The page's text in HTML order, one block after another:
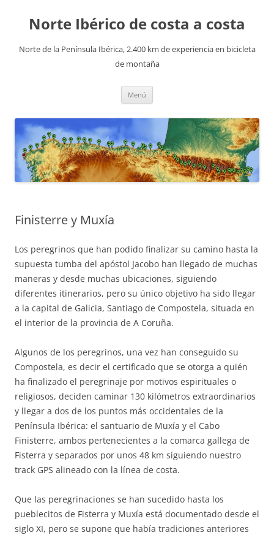
contenido
Norte Ibérico de costa a costa
Norte de la Península Ibérica, 2.400 km de experiencia en bicicleta
de montaña
Menú
Finisterre y Muxía
Los peregrinos que han podido finalizar su camino hasta la
supuesta tumba del apóstol Jacobo han llegado de muchas
maneras y desde muchas ubicaciones, siguiendo
diferentes itinerarios, pero su único objetivo ha sido llegar
a la capital de Galicia, Santiago de Compostela, situada en
el interior de la provincia de A Coruña.
Algunos de los peregrinos, una vez han conseguido su
Compostela, es decir el certificado que se otorga a quién
ha finalizado el peregrinaje por motivos espirituales o
religiosos, deciden caminar 130 kilómetros extraordinarios
y llegar a dos de los puntos más occidentales de la
Península Ibérica: el santuario de Muxía y el Cabo
Finisterre, ambos pertenecientes a la comarca gallega de
Fisterra y separados por unos 48 km siguiendo nuestro
track GPS alineado con la línea de costa.
Que las peregrinaciones se han sucedido hasta los
pueblecitos de Fisterra y Muxía está documentado desde el
siglo XI, pero se supone que había tradiciones anteriores